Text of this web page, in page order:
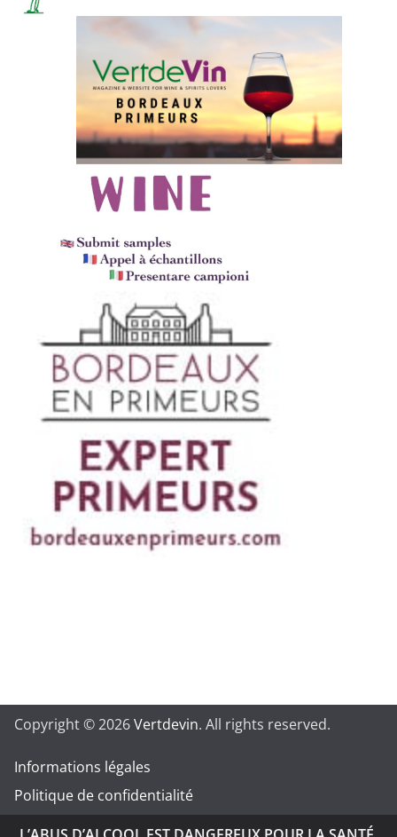
Copyright © 2026Vertdevin. All rights reserved.
Informations légales
Politique de confidentialité